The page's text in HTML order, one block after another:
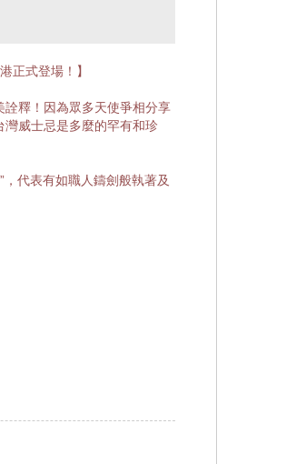
正式登場！】
釋！因為眾多天使爭相分享
威士忌是多麼的罕有和珍
，代表有如職人鑄劍般執著及